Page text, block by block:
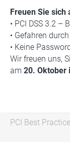
Freuen Sie
• PCI DSS 3.2 –
• Gefahren
• Keine
Wir freuen uns,
am 20. Oktober
PCI Best